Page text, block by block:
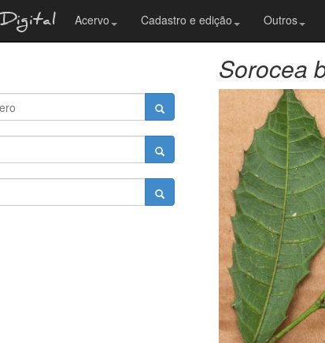
Acervo Cadastro e edição Outros
Sorocea